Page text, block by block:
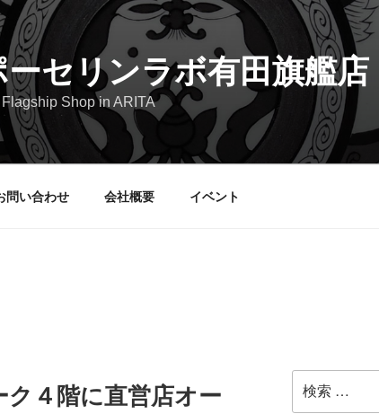
セリンラボ有田旗艦店
Shop in ARITA
問い合わせ 会社概要 イベント
４階に直営店オー
索: